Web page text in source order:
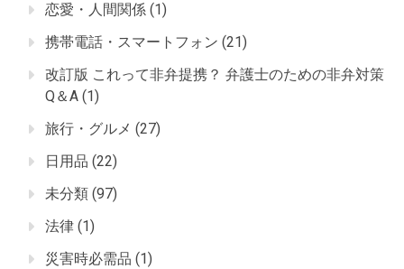
恋愛・人間関係 (1)
携帯電話・スマートフォン (21)
改訂版 これって非弁提携？ 弁護士のための非弁対策
Q＆A (1)
旅行・グルメ (27)
日用品 (22)
未分類 (97)
法律 (1)
災害時必需品 (1)